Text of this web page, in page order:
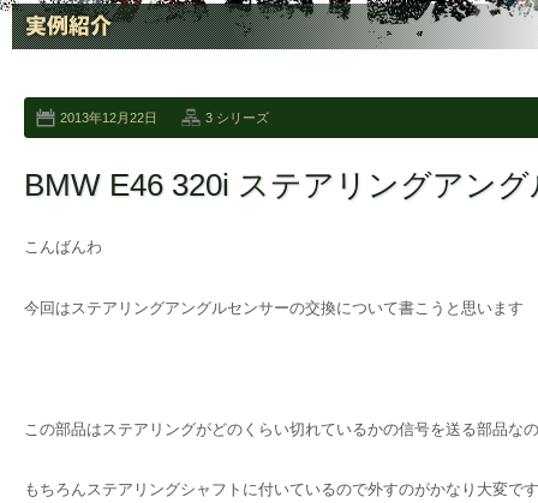
2013年12月22日 3 シリーズ
BMW E46 320i ステアリングアン
こんばんわ
今回はステアリングアングルセンサーの交換について書こうと思います
この部品はステアリングがどのくらい切れているかの信号を送る部品な
もちろんステアリングシャフトに付いているので外すのがかなり大変で